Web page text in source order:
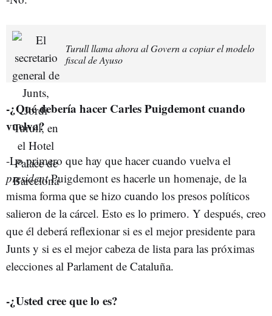
Turull llama ahora al Govern a copiar el modelo
fiscal de Ayuso
-¿Qué debería hacer Carles Puigdemont cuando
vuelva?
-Lo primero que hay que hacer cuando vuelva el
presidentPuigdemont es hacerle un homenaje, de la
misma forma que se hizo cuando los presos políticos
salieron de la cárcel. Esto es lo primero. Y después, creo
que él deberá reflexionar si es el mejor presidente para
Junts y si es el mejor cabeza de lista para las próximas
elecciones al Parlament de Cataluña.
-¿Usted cree que lo es?